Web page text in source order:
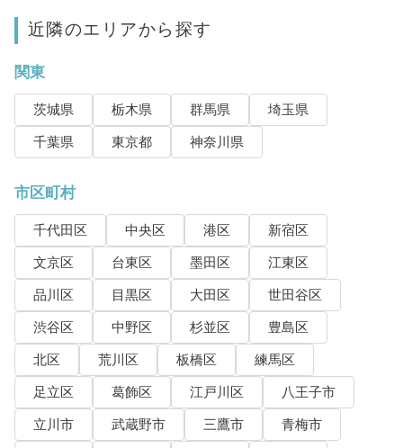
近隣のエリアから探す
関東
茨城県 栃木県 群馬県
埼玉県
千葉県
東京都 神奈川県
市区町村
千代田区 中央区 港区
新宿区
文京区
台東区 墨田区
江東区
品川区
目黒区 大田区
世田谷区
渋谷区
中野区 杉並区
豊島区
北区
荒川区 板橋区
練馬区
足立区
葛飾区 江戸川区
八王子市
立川市
武蔵野市 三鷹市
青梅市